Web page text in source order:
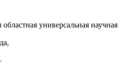
универсальная научная